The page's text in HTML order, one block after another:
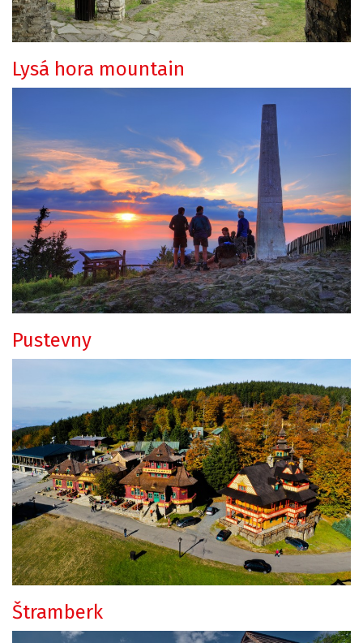
Lysá hora mountain
Pustevny
Štramberk